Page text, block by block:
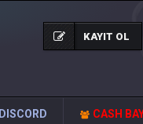
KAYIT OL
DISCORD CASH